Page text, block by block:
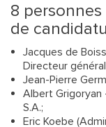
8
de
Jacques de
Directeur
Jean-Pierre
Albert Grigoryan
S.A.;
Eric Koebe